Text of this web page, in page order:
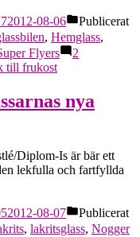
2012-08-06
Publicerat
, Hemglass,
Flyers
2
till frukost
nya
Diplom-Is är bär ett
lekfulla och fartfyllda
2012-08-07
Publicerat
, lakritsglass, Nogger